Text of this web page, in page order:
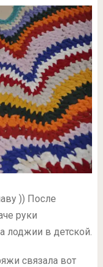
)) После
руки
лоджии в детской.
связала вот